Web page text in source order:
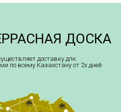
ДОСКА
доставку дпк:
по всему Казахстану от 2х дней